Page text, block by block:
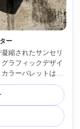
ー
縮されたサンセリ
ラフィックデザイ
ラーパレットは黒
目。厳格な整列ル
機ノイズ。ストリ
、真昼の強い光、
プ、超高詳細 --ar